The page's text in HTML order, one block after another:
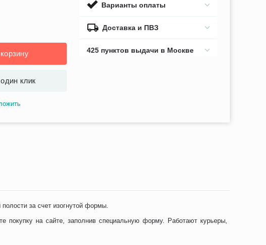
клик
Варианты оплаты
Доставка и ПВЗ
425 пунктов выдачи в Москве
за счет изогнутой формы.
покупку на сайте, заполнив специальную форму. Работают курьеры,